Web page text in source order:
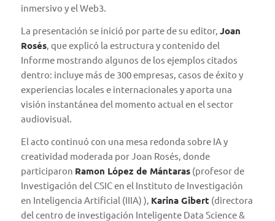
inmersivo y el Web3.
La presentación se inició por parte de su editor, Joan
Rosés, que explicó la estructura y contenido del
Informe mostrando algunos de los ejemplos citados
dentro: incluye más de 300 empresas, casos de éxito y
experiencias locales e internacionales y aporta una
visión instantánea del momento actual en el sector
audiovisual.
El acto continuó con una mesa redonda sobre IA y
creatividad moderada por Joan Rosés, donde
participaron Ramon López de Mántaras(profesor de
Investigación del CSIC en el Instituto de Investigación
en Inteligencia Artificial (IIIA) ), Karina Gibert (directora
del centro de investigación Inteligente Data Science &